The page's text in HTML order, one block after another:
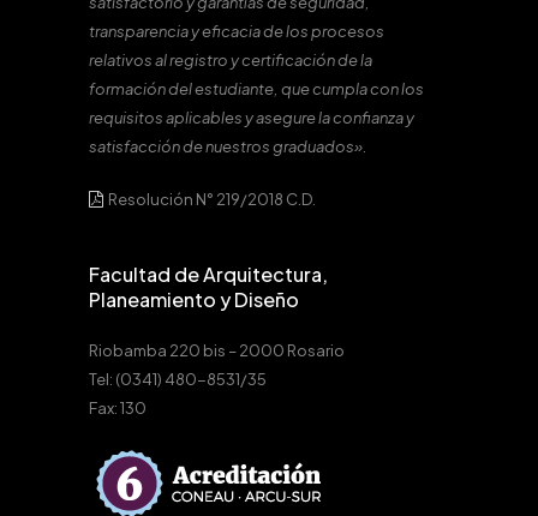
transparencia y eficacia de los procesos
relativos al registro y certificación de la
formación del estudiante, que cumpla con los
requisitos aplicables y asegure la confianza y
satisfacción de nuestros graduados».
Resolución N° 219/2018 C.D.
Facultad de Arquitectura,
Planeamiento y Diseño
Riobamba 220 bis – 2000 Rosario
Tel: (0341) 480-8531/35
Fax: 130